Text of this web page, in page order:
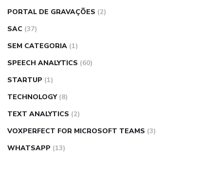
PORTAL DE GRAVAÇÕES (2)
SAC (37)
SEM CATEGORIA (1)
SPEECH ANALYTICS (60)
STARTUP (1)
TECHNOLOGY (8)
TEXT ANALYTICS (2)
VOXPERFECT FOR MICROSOFT TEAMS (3)
WHATSAPP (13)